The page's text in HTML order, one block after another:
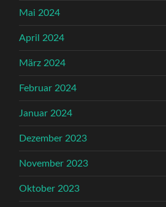
Mai 2024
April 2024
März 2024
Februar 2024
Januar 2024
Dezember 2023
November 2023
Oktober 2023